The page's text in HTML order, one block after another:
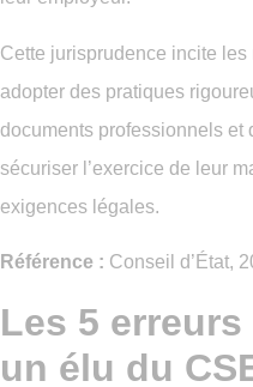
Cette jurisprudence incite
adopter des pratiques
documents professionnels et
sécuriser l’exercice de leur
exigences légales.
Référence : Conseil d’État,
Les 5
un élu du